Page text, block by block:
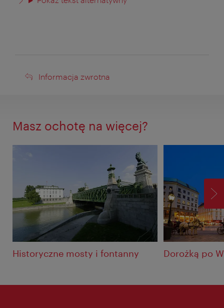
Informacja
Informacja zwrotna
Masz ochotę na więcej?
Historyczne mosty i fontanny Dorożką po